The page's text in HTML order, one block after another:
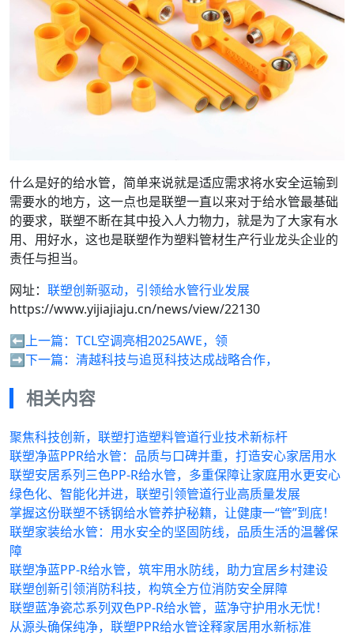
什么是好的给水管，简单来说就是适应需求将水安全运输到
需要水的地方，这一点也是联塑一直以来对于给水管最基础
的要求，联塑不断在其中投入人力物力，就是为了大家有水
用、用好水，这也是联塑作为塑料管材生产行业龙头企业的
责任与担当。
网址： 联塑创新驱动，引领给水管行业发展
https://www.yijiajiaju.cn/news/view/22130
⬅️上一篇： TCL空调亮相2025AWE，领
➡️下一篇： 清越科技与追觅科技达成战略合作，
相关内容
聚焦科技创新，联塑打造塑料管道行业技术新标杆
联塑净蓝PPR给水管：品质与口碑并重，打造安心家居用水
联塑安居系列三色PP-R给水管，多重保障让家庭用水更安心
绿色化、智能化并进，联塑引领管道行业高质量发展
掌握这份联塑不锈钢给水管养护秘籍，让健康一“管”到底！
联塑家装给水管：用水安全的坚固防线，品质生活的温馨保
障
联塑净蓝PP-R给水管，筑牢用水防线，助力宜居乡村建设
联塑创新引领消防科技，构筑全方位消防安全屏障
联塑蓝净瓷芯系列双色PP-R给水管，蓝净守护用水无忧！
从源头确保纯净，联塑PPR给水管诠释家居用水新标准